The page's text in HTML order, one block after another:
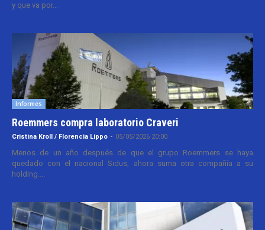
y que va por...
Informes
Roemmers compra laboratorio Craveri
Cristina Kroll / Florencia Lippo - 05/05/2026 20:00
Menos de un año después de que el grupo Roemmers se haya
quedado con el nacional Sidus, ahora suma otra compañía a su
holding....